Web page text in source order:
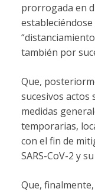
prorrogada en
también por
Que,
sucesivos actos
medidas
temporarias,
con el fin de
SARS-CoV-2 y
Que,